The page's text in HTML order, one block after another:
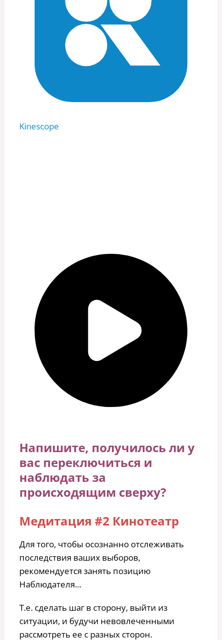
Kinescope
Напишите, получилось ли у
вас переключиться и
наблюдать за
происходящим сверху?
Медитация #2 Кинотеатр
Для того, чтобы осознанно отслеживать
последствия ваших выборов,
рекомендуется занять позицию
Наблюдателя…
Т.е. сделать шаг в сторону, выйти из
ситуации, и будучи невовлеченными
рассмотреть ее с разных сторон.